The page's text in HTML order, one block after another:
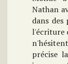
Nathan
dans
l'écriture
précise